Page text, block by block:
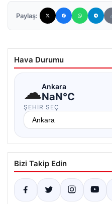
Paylaş:
Hava Durumu
☁Ankara
NaN°C
ŞEHIR SEÇ
Bizi Takip Edin